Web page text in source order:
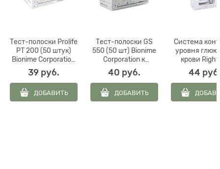
Тест-полоски Prolife
PT 200 (50 штук)
Bionime Corporation
к глюкометру
PM200
39 руб.
ДОБАВИТЬ
Тест-полоски GS
550 (50 шт) Bionime
Corporation к
глюкометру GM550
40 руб.
ДОБАВИТЬ
Система
уровня
крови
GM550,
включающая
GS550
Bionime
44